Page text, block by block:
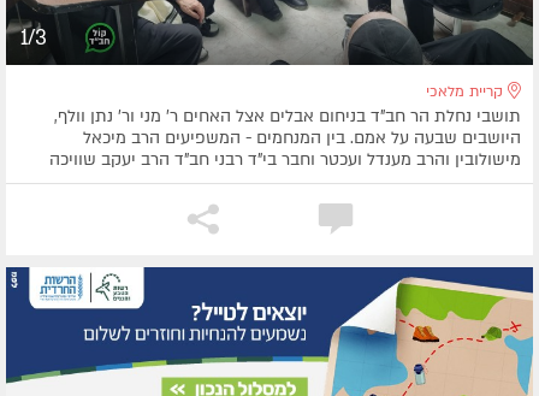
1/3
קריית מלאכי
תושבי נחלת הר חב"ד בניחום אבלים אצל האחים ר' מני ור' נתן וולף,
היושבים שבעה על אמם. בין המנחמים - המשפיעים הרב מיכאל
מישולובין והרב מענדל ועכטר וחבר בי"ד רבני חב"ד הרב יעקב שוויכה